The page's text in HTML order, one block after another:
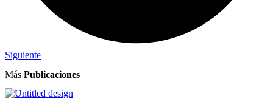
Siguiente
Más Publicaciones